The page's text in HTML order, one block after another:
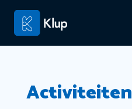
Activiteiten